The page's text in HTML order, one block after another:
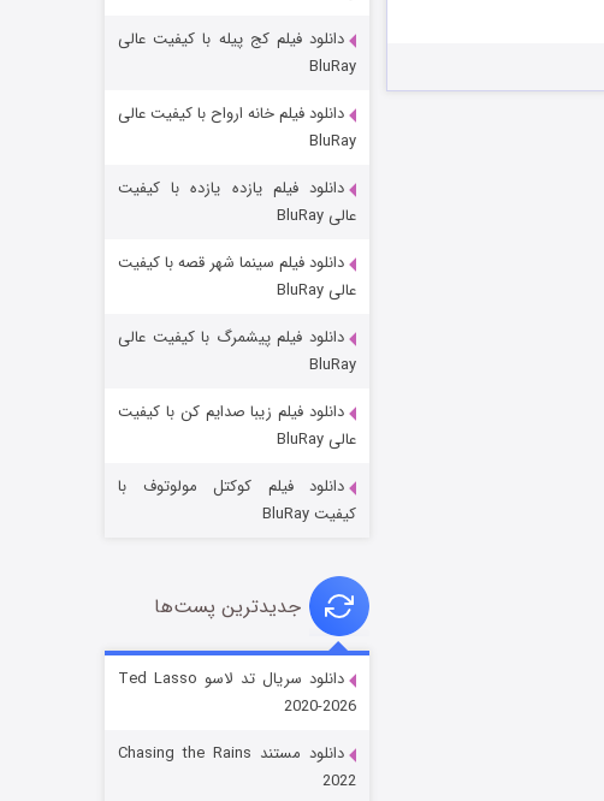
خاندان اژدها فصل ۳
جادوگری در مغولستان
قسمت
دانلود فیلم کج‌ پیله با کیفیت عالی
BluRay
دانلود فیلم خانه ارواح با کیفیت عالی
BluRay
دانلود فیلم یازده یازده با کیفیت
عالی BluRay
دانلود فیلم سینما شهر قصه با کیفیت
عالی BluRay
دانلود فیلم پیشمرگ با کیفیت عالی
BluRay
دانلود فیلم زیبا صدایم کن با کیفیت
عالی BluRay
دانلود فیلم کوکتل مولوتوف با
کیفیت BluRay
جدیدترین پست‌ها
دانلود سریال تد لاسو Ted Lasso
2020-2026
دانلود مستند Chasing the Rains
2022